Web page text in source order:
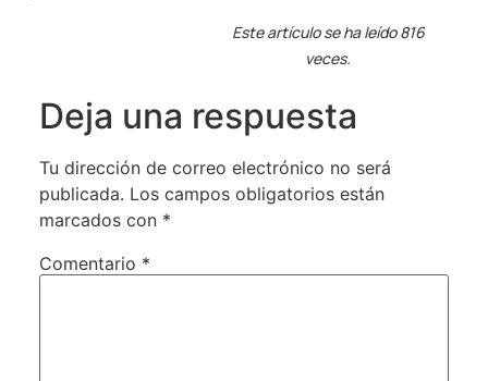
Este artículo se ha leído 816
veces.
Deja una respuesta
Tu dirección de correo electrónico no será
publicada. Los campos obligatorios están
marcados con *
Comentario *